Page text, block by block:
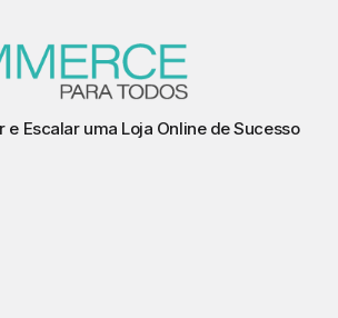
e Escalar uma Loja Online de Sucesso